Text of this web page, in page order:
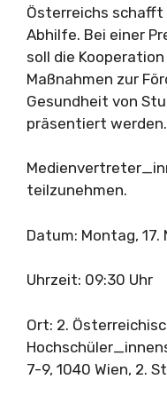
Österreichs schafft
Abhilfe. Bei einer
soll die Kooperation
Maßnahmen zur
Gesundheit von
präsentiert werden.
teilzunehmen.
Datum: Montag,
Uhrzeit: 09:30 Uhr
Ort: 2.
7-9, 1040 Wien, 2.